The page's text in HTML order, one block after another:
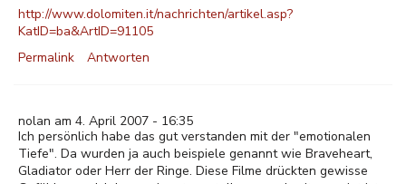
http://www.dolomiten.it/nachrichten/artikel.asp?
KatID=ba&ArtID=91105
Permalink
Antworten
nolan am 4. April 2007 - 16:35
Ich persönlich habe das gut verstanden mit der "emotionalen
Tiefe". Da wurden ja auch beispiele genannt wie Braveheart,
Gladiator oder Herr der Ringe. Diese Filme drückten gewisse